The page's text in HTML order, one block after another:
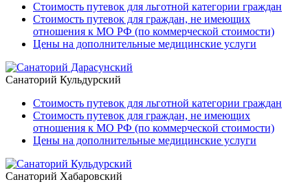
Стоимость путевок для льготной категории граждан
Стоимость путевок для граждан, не имеющих
отношения к МО РФ (по коммерческой стоимости)
Цены на дополнительные медицинские услуги
Санаторий Кульдурский
Стоимость путевок для льготной категории граждан
Стоимость путевок для граждан, не имеющих
отношения к МО РФ (по коммерческой стоимости)
Цены на дополнительные медицинские услуги
Санаторий Хабаровский